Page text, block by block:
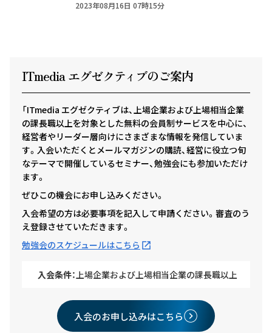
2023年08月16日 07時15分
ITmedia エグゼクティ ブのご案内
「ITmedia エグゼクティブは、上場企業および上場相当企業
の課長職以上を対象とした無料の会員制サービスを中心に、
経営者やリーダー層向けにさまざまな情報を発信していま
す。入会いただくとメールマガジンの購読、経営に役立つ旬
なテーマで開催しているセミナー、勉強会にも参加いただけ
ます。
ぜひこの機会にお申し込みください。
入会希望の方は必要事項を記入して申請ください。審査のう
え登録させていただきます。
勉強会のスケジュールはこちら
入会条件：上場企業および上場相当企業の課長職以上
入会のお申し込みはこちら